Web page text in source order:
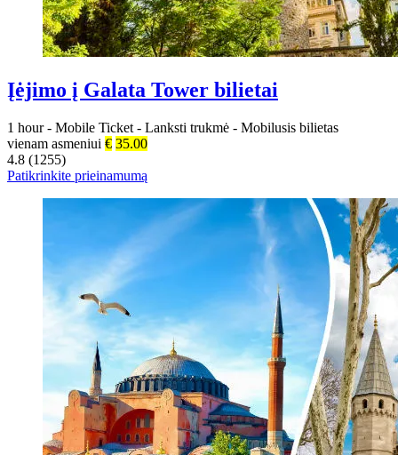
Įėjimo į Galata Tower bilietai
1 hour - Mobile Ticket - Lanksti trukmė - Mobilusis bilietas
vienam asmeniui € 35.00
4.8 (1255)
Patikrinkite prieinamumą